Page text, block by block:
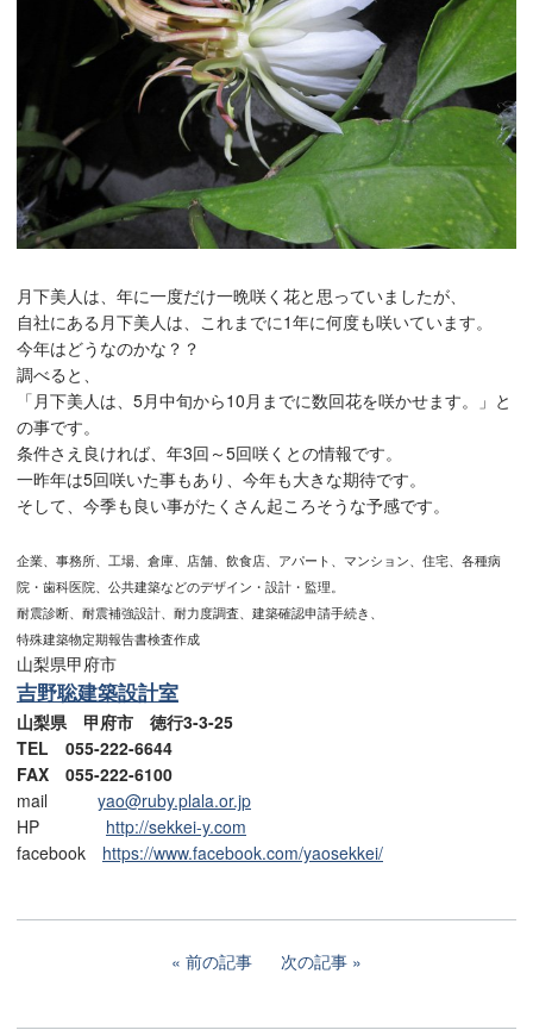
月下美人は、年に一度だけ一晩咲く花と思っていましたが、
自社にある月下美人は、これまでに1年に何度も咲いています。
今年はどうなのかな？？
調べると、
「月下美人は、5月中旬から10月までに数回花を咲かせます。」と
の事です。
条件さえ良ければ、年3回～5回咲くとの情報です。
一昨年は5回咲いた事もあり、今年も大きな期待です。
そして、今季も良い事がたくさん起ころそうな予感です。
企業、事務所、工場、倉庫、店舗、飲食店、アパート、マンション、住宅、各種病
院・歯科医院、公共建築などのデザイン・設計・監理。
耐震診断、耐震補強設計、耐力度調査、建築確認申請手続き、
特殊建築物定期報告書検査作成
山梨県甲府市
吉野聡建築設計室
山梨県 甲府市 徳行3-3-25
TEL 055-222-6644
FAX 055-222-6100
mail yao@ruby.plala.or.jp
HP http://sekkei-y.com
facebook https://www.facebook.com/yaosekkei/
前の記事 次の記事